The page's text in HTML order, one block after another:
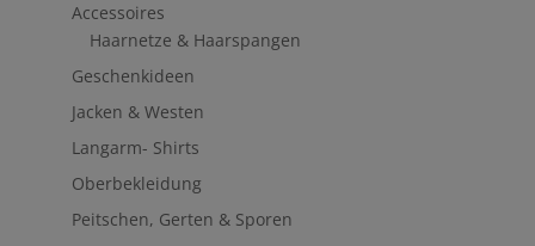
Accessoires
Haarnetze & Haarspangen
Geschenkideen
Jacken & Westen
Langarm- Shirts
Oberbekleidung
Peitschen, Gerten & Sporen